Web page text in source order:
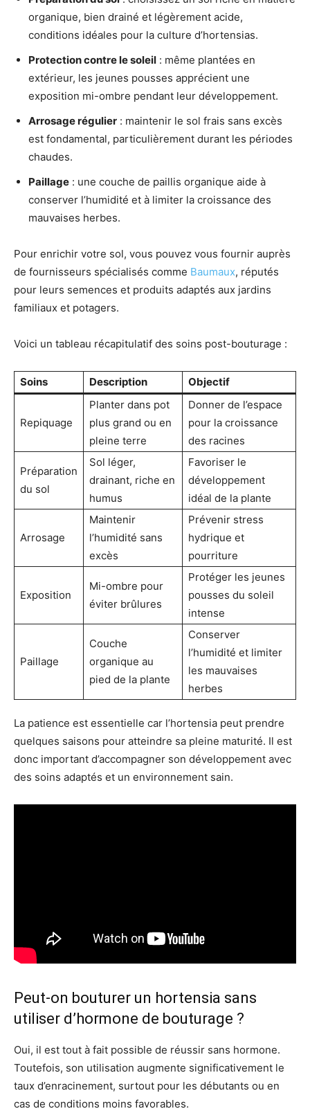
organique, bien drainé et légèrement acide,
conditions idéales pour la culture d’hortensias.
Protection contre le soleil : même plantées en
extérieur, les jeunes pousses apprécient une
exposition mi-ombre pendant leur développement.
Arrosage régulier : maintenir le sol frais sans excès
est fondamental, particulièrement durant les périodes
chaudes.
Paillage : une couche de paillis organique aide à
conserver l’humidité et à limiter la croissance des
mauvaises herbes.
Pour enrichir votre sol, vous pouvez vous fournir auprès
de fournisseurs spécialisés comme Baumaux, réputés
pour leurs semences et produits adaptés aux jardins
familiaux et potagers.
Voici un tableau récapitulatif des soins post-bouturage :
Soins Description Objectif
Repiquage
Planter dans pot
plus grand ou en
pleine terre
Donner de l’espace
pour la croissance
des racines
Préparation
du sol
Sol léger,
drainant, riche en
humus
Favoriser le
développement
idéal de la plante
Arrosage
Maintenir
l’humidité sans
excès
Prévenir stress
hydrique et
pourriture
Exposition
Mi-ombre pour
éviter brûlures
Protéger les jeunes
pousses du soleil
intense
Paillage
Couche
organique au
pied de la plante
Conserver
l’humidité et limiter
les mauvaises
herbes
La patience est essentielle car l’hortensia peut prendre
quelques saisons pour atteindre sa pleine maturité. Il est
donc important d’accompagner son développement avec
des soins adaptés et un environnement sain.
Peut-on bouturer un hortensia sans
utiliser d’hormone de bouturage ?
Oui, il est tout à fait possible de réussir sans hormone.
Toutefois, son utilisation augmente significativement le
taux d’enracinement, surtout pour les débutants ou en
cas de conditions moins favorables.